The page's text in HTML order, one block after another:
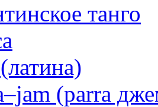
танго
(parra